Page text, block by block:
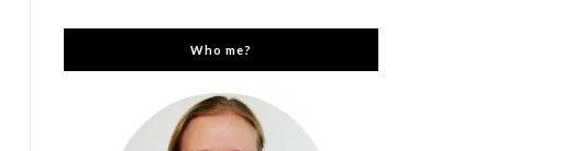
Who me?